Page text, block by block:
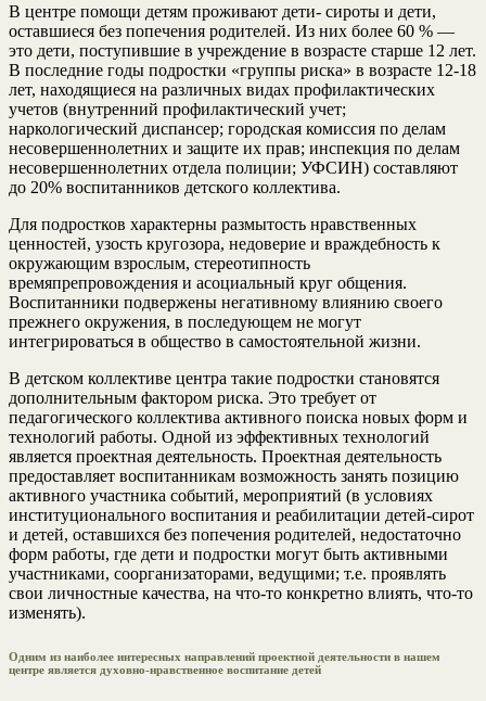
В центре помощи детям проживают дети- сироты и дети,
оставшиеся без попечения родителей. Из них более 60 % —
это дети, поступившие в учреждение в возрасте старше 12 лет.
В последние годы подростки «группы риска» в возрасте 12-18
лет, находящиеся на различных видах профилактических
учетов (внутренний профилактический учет;
наркологический диспансер; городская комиссия по делам
несовершеннолетних и защите их прав; инспекция по делам
несовершеннолетних отдела полиции; УФСИН) составляют
до 20% воспитанников детского коллектива.
Для подростков характерны размытость нравственных
ценностей, узость кругозора, недоверие и враждебность к
окружающим взрослым, стереотипность
времяпрепровождения и асоциальный круг общения.
Воспитанники подвержены негативному влиянию своего
прежнего окружения, в последующем не могут
интегрироваться в общество в самостоятельной жизни.
В детском коллективе центра такие подростки становятся
дополнительным фактором риска. Это требует от
педагогического коллектива активного поиска новых форм и
технологий работы. Одной из эффективных технологий
является проектная деятельность. Проектная деятельность
предоставляет воспитанникам возможность занять позицию
активного участника событий, мероприятий (в условиях
институционального воспитания и реабилитации детей-сирот
и детей, оставшихся без попечения родителей, недостаточно
форм работы, где дети и подростки могут быть активными
участниками, соорганизаторами, ведущими; т.е. проявлять
свои личностные качества, на что-то конкретно влиять, что-то
изменять).
Одним из наиболее интересных направлений проектной деятельности в нашем
центре является духовно-нравственное воспитание детей